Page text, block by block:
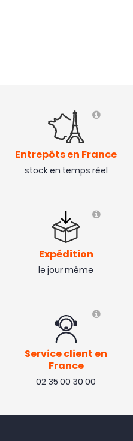
Entrepôts en France
stock en temps réel
Expédition
le jour même
Service client en
France
02 35 00 30 00